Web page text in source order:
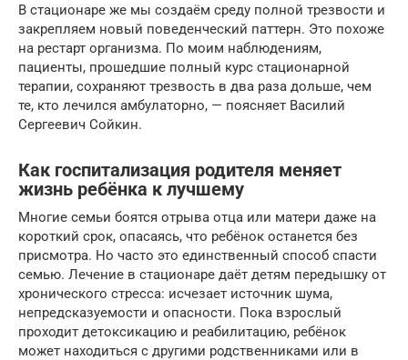
В стационаре же мы создаём среду полной трезвости и
закрепляем новый поведенческий паттерн. Это похоже
на рестарт организма. По моим наблюдениям,
пациенты, прошедшие полный курс стационарной
терапии, сохраняют трезвость в два раза дольше, чем
те, кто лечился амбулаторно, — поясняет Василий
Сергеевич Сойкин.
Как госпитализация родителя меняет
жизнь ребёнка к лучшему
Многие семьи боятся отрыва отца или матери даже на
короткий срок, опасаясь, что ребёнок останется без
присмотра. Но часто это единственный способ спасти
семью. Лечение в стационаре даёт детям передышку от
хронического стресса: исчезает источник шума,
непредсказуемости и опасности. Пока взрослый
проходит детоксикацию и реабилитацию, ребёнок
может находиться с другими родственниками или в